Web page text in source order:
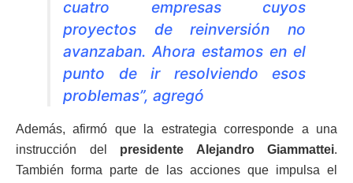
cuatro empresas cuyos
proyectos de reinversión no
avanzaban. Ahora estamos en el
punto de ir resolviendo esos
problemas”, agregó
Además, afirmó que la estrategia corresponde a una
instrucción del
presidente Alejandro Giammattei.
También forma parte de las acciones que impulsa el